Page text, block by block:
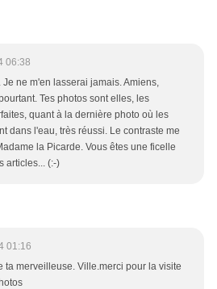
06:38
Je ne m'en lasserai jamais. Amiens,
Tes photos sont elles, les
quant à la dernière photo où les
dans l'eau, très réussi. Le contraste me
la Picarde. Vous êtes une ficelle
articles... (:-)
01:16
ta merveilleuse. Ville.merci pour la visite